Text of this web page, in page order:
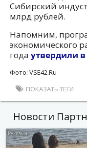
Сибирский
млрд рублей.
Напомним,
экономического
года утвердили в
Фото: VSE42.Ru
ПОКАЗАТЬ ТЕГИ
Новости